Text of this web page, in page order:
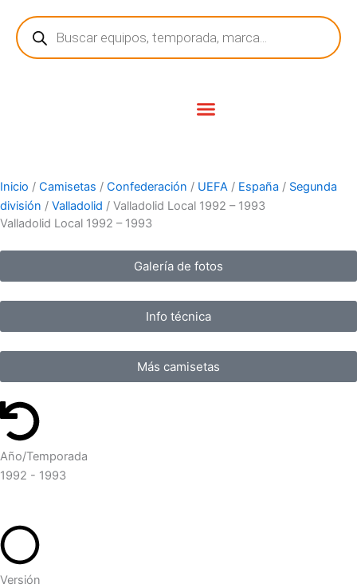
contenido
Búsqueda
de
productos
Inicio / Camisetas / Confederación / UEFA / España / Segunda
división / Valladolid / Valladolid Local 1992 – 1993
Valladolid Local 1992 – 1993
Galería de fotos
Info técnica
Más camisetas
Año/Temporada
1992 - 1993
Versión